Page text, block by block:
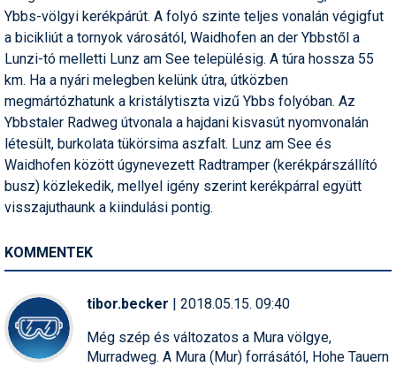
Ybbs-völgyi kerékpárút. A folyó szinte teljes vonalán végigfut
a bicikliút a tornyok városától, Waidhofen an der Ybbstől a
Lunzi-tó melletti Lunz am See településig. A túra hossza 55
km. Ha a nyári melegben kelünk útra, útközben
megmártózhatunk a kristálytiszta vizű Ybbs folyóban. Az
Ybbstaler Radweg útvonala a hajdani kisvasút nyomvonalán
létesült, burkolata tükörsima aszfalt. Lunz am See és
Waidhofen között úgynevezett Radtramper (kerékpárszállító
busz) közlekedik, mellyel igény szerint kerékpárral együtt
visszajuthaunk a kiindulási pontig.
KOMMENTEK
tibor.becker | 2018.05.15. 09:40
Még szép és változatos a Mura völgye,
Murradweg. A Mura (Mur) forrásától, Hohe Tauern